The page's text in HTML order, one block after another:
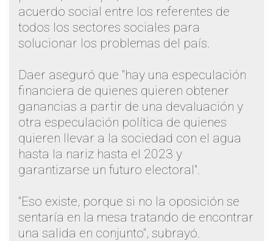
acuerdo social entre los referentes de
todos los sectores sociales para
solucionar los problemas del país.
Daer aseguró que "hay una especulación
financiera de quienes quieren obtener
ganancias a partir de una devaluación y
otra especulación política de quienes
quieren llevar a la sociedad con el agua
hasta la nariz hasta el 2023 y
garantizarse un futuro electoral".
"Eso existe, porque si no la oposición se
sentaría en la mesa tratando de encontrar
una salida en conjunto", subrayó.